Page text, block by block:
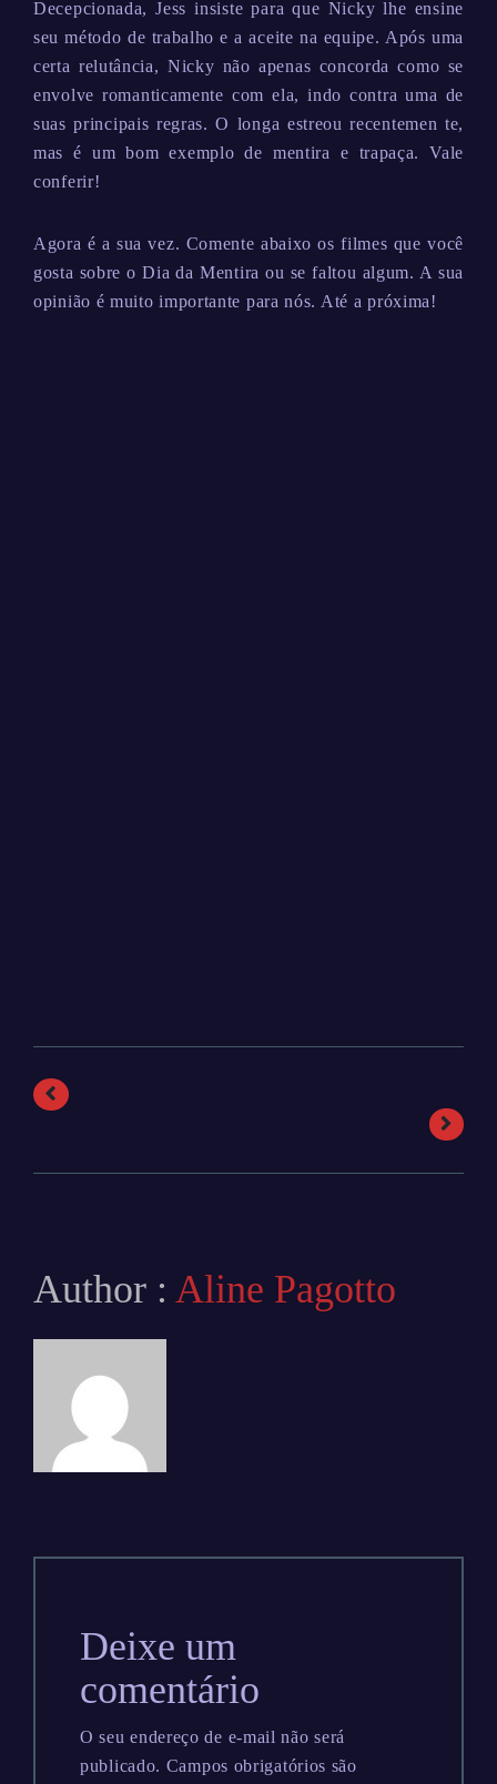
Decepcionada, Jess insiste para que Nicky lhe ensine
seu método de trabalho e a aceite na equipe. Após uma
certa relutância, Nicky não apenas concorda como se
envolve romanticamente com ela, indo contra uma de
suas principais regras. O longa estreou recentemen te,
mas é um bom exemplo de mentira e trapaça. Vale
conferir!
Agora é a sua vez. Comente abaixo os filmes que você
gosta sobre o Dia da Mentira ou se faltou algum. A sua
opinião é muito importante para nós. Até a próxima!
Author : Aline Pagotto
Deixe um
comentário
O seu endereço de e-mail não será
publicado. Campos obrigatórios são